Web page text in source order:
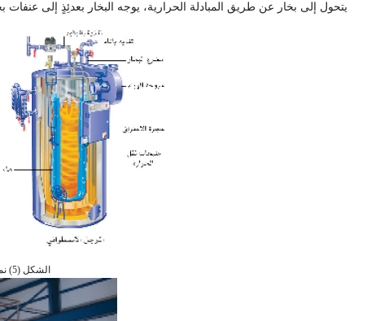
يتحول إلى بخار عن طريق المبادلة الحرارية، يوجه البخار بعدئِذٍ إلى عنفات
الشكل (5) نموذجان من مولدات البخار (المراجل)